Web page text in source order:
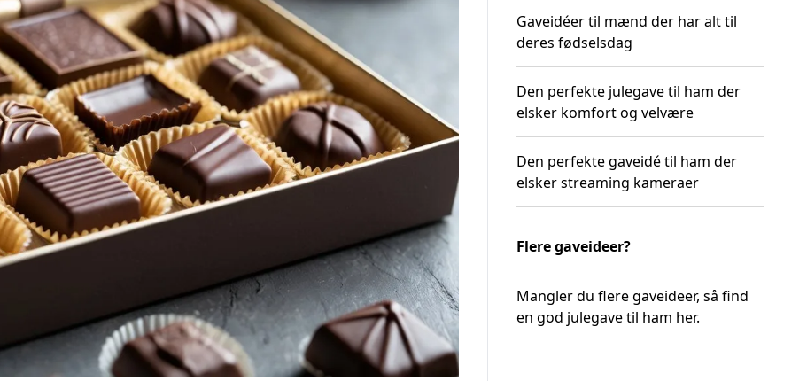
Gaveidéer til mænd der har alt til
deres fødselsdag
Den perfekte julegave til ham der
elsker komfort og velvære
Den perfekte gaveidé til ham der
elsker streaming kameraer
Flere gaveideer?
Mangler du flere gaveideer, så find
en god julegave til ham her.